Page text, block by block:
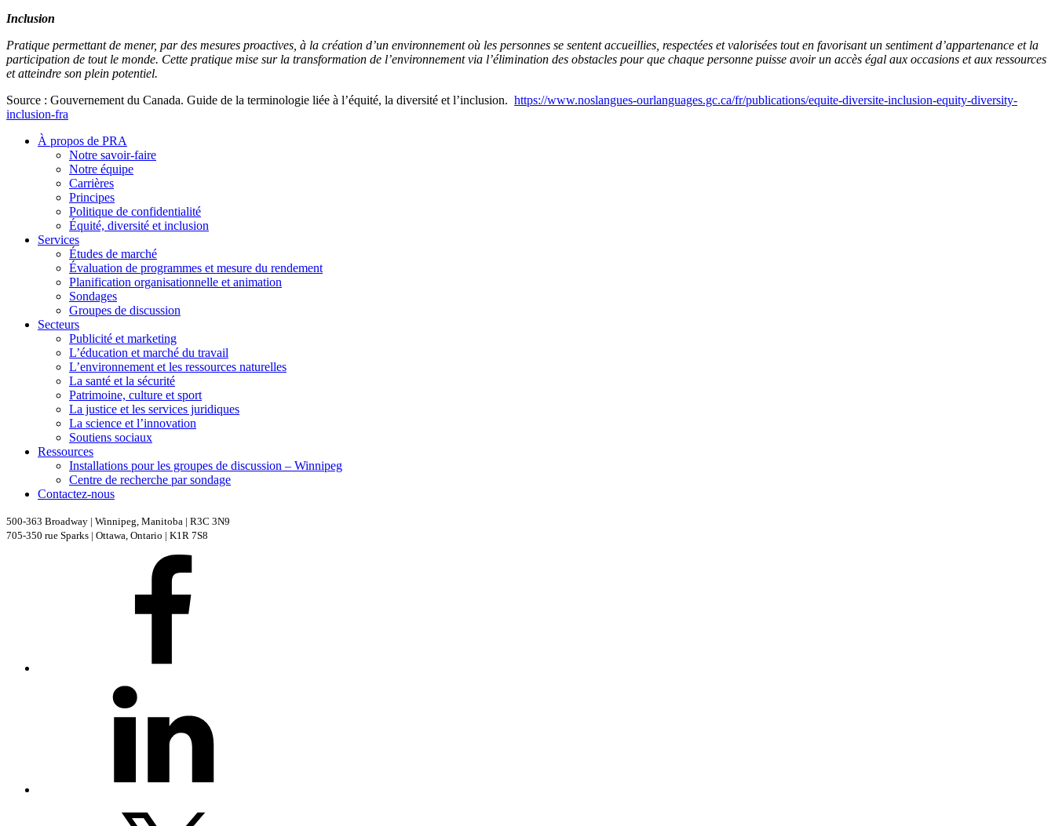
Inclusion
Pratique permettant de mener, par des mesures proactives, à la création d’un environnement où les personnes se sentent accueillies, respectées et valorisées tout en favorisant un sentiment d’appartenance et la
participation de tout le monde. Cette pratique mise sur la transformation de l’environnement via l’élimination des obstacles pour que chaque personne puisse avoir un accès égal aux occasions et aux ressources
et atteindre son plein potentiel.
Source : Gouvernement du Canada. Guide de la terminologie liée à l’équité, la diversité et l’inclusion. https://www.noslangues-ourlanguages.gc.ca/fr/publications/equite-diversite-inclusion-equity-diversity-
inclusion-fra
FooterÀ propos de PRA
Notre savoir-faire
Notre équipe
Carrières
Principes
Politique de confidentialité
Équité, diversité et inclusion
Services
Études de marché
Évaluation de programmes et mesure du rendement
Planification organisationnelle et animation
Sondages
Groupes de discussion
Secteurs
Publicité et marketing
L’éducation et marché du travail
L’environnement et les ressources naturelles
La santé et la sécurité
Patrimoine, culture et sport
La justice et les services juridiques
La science et l’innovation
Soutiens sociaux
Ressources
Installations pour les groupes de discussion – Winnipeg
Centre de recherche par sondage
Contactez-nous
500-363 Broadway | Winnipeg, Manitoba | R3C 3N9
705-350 rue Sparks | Ottawa, Ontario | K1R 7S8